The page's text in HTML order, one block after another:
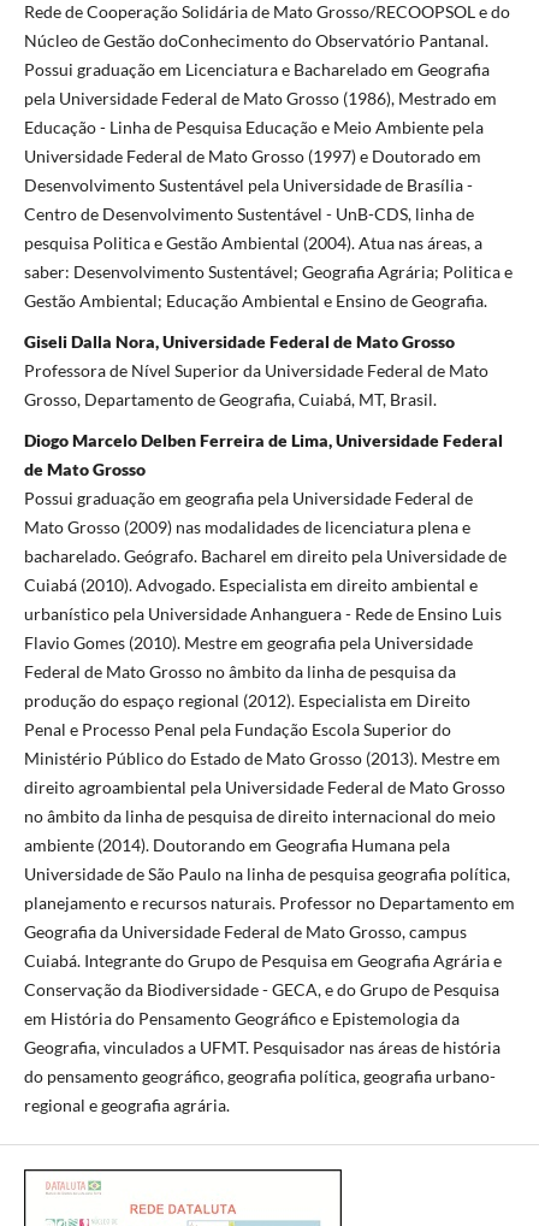
Rede de Cooperação Solidária de Mato Grosso/RECOOPSOL e do
Núcleo de Gestão doConhecimento do Observatório Pantanal.
Possui graduação em Licenciatura e Bacharelado em Geografia
pela Universidade Federal de Mato Grosso (1986), Mestrado em
Educação - Linha de Pesquisa Educação e Meio Ambiente pela
Universidade Federal de Mato Grosso (1997) e Doutorado em
Desenvolvimento Sustentável pela Universidade de Brasília -
Centro de Desenvolvimento Sustentável - UnB-CDS, linha de
pesquisa Politica e Gestão Ambiental (2004). Atua nas áreas, a
saber: Desenvolvimento Sustentável; Geografia Agrária; Politica e
Gestão Ambiental; Educação Ambiental e Ensino de Geografia.
Giseli Dalla Nora, Universidade Federal de Mato Grosso
Professora de Nível Superior da Universidade Federal de Mato
Grosso, Departamento de Geografia, Cuiabá, MT, Brasil.
Diogo Marcelo Delben Ferreira de Lima, Universidade Federal
de Mato Grosso
Possui graduação em geografia pela Universidade Federal de
Mato Grosso (2009) nas modalidades de licenciatura plena e
bacharelado. Geógrafo. Bacharel em direito pela Universidade de
Cuiabá (2010). Advogado. Especialista em direito ambiental e
urbanístico pela Universidade Anhanguera - Rede de Ensino Luis
Flavio Gomes (2010). Mestre em geografia pela Universidade
Federal de Mato Grosso no âmbito da linha de pesquisa da
produção do espaço regional (2012). Especialista em Direito
Penal e Processo Penal pela Fundação Escola Superior do
Ministério Público do Estado de Mato Grosso (2013). Mestre em
direito agroambiental pela Universidade Federal de Mato Grosso
no âmbito da linha de pesquisa de direito internacional do meio
ambiente (2014). Doutorando em Geografia Humana pela
Universidade de São Paulo na linha de pesquisa geografia política,
planejamento e recursos naturais. Professor no Departamento em
Geografia da Universidade Federal de Mato Grosso, campus
Cuiabá. Integrante do Grupo de Pesquisa em Geografia Agrária e
Conservação da Biodiversidade - GECA, e do Grupo de Pesquisa
em História do Pensamento Geográfico e Epistemologia da
Geografia, vinculados a UFMT. Pesquisador nas áreas de história
do pensamento geográfico, geografia política, geografia urbano-
regional e geografia agrária.